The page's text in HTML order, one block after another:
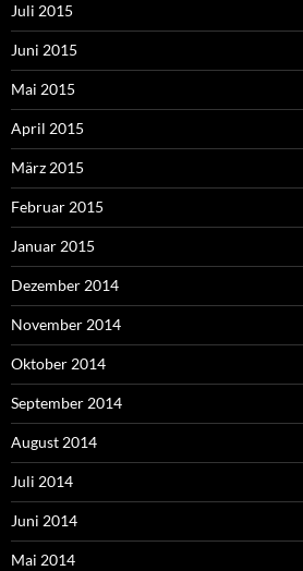
Juli 2015
Juni 2015
Mai 2015
April 2015
März 2015
Februar 2015
Januar 2015
Dezember 2014
November 2014
Oktober 2014
September 2014
August 2014
Juli 2014
Juni 2014
Mai 2014